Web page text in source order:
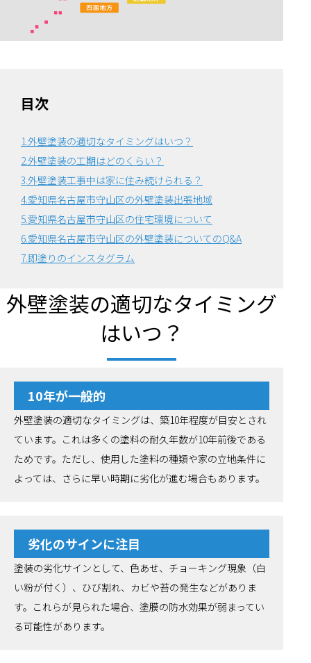
目次
1.外壁塗装の適切なタイミングはいつ？
2.外壁塗装の工期はどのくらい？
3.外壁塗装工事中は家に住み続けられる？
4.愛知県名古屋市守山区の外壁塗装出張地域
5.愛知県名古屋市守山区の住宅環境について
6.愛知県名古屋市守山区の外壁塗装についてのQ&A
7.即塗りのインスタグラム
外壁塗装の適切なタイミング
はいつ？
10年が一般的
外壁塗装の適切なタイミングは、築10年程度が目安とされ
ています。これは多くの塗料の耐久年数が10年前後である
ためです。ただし、使用した塗料の種類や家の立地条件に
よっては、さらに早い時期に劣化が進む場合もあります。
劣化のサインに注目
塗装の劣化サインとして、色あせ、チョーキング現象（白
い粉が付く）、ひび割れ、カビや苔の発生などがありま
す。これらが見られた場合、塗膜の防水効果が弱まってい
る可能性があります。